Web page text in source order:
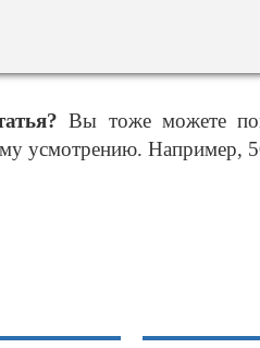
Вы тоже можете
усмотрению. Например,